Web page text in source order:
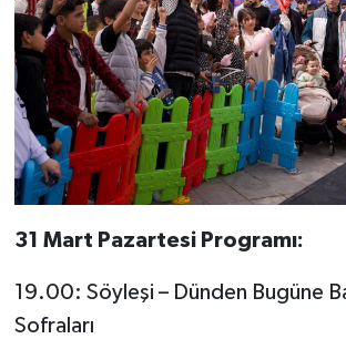
31 Mart Pazartesi Programı:
19.00: Söyleşi – Dünden Bugüne
Sofraları